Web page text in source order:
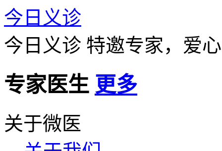
今日义诊
今日义诊 特邀专家，爱
专家医生 更多
关于微医